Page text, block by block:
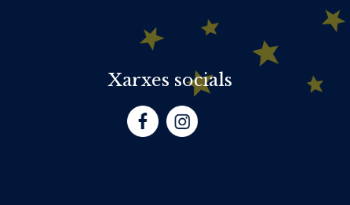
Xarxes socials